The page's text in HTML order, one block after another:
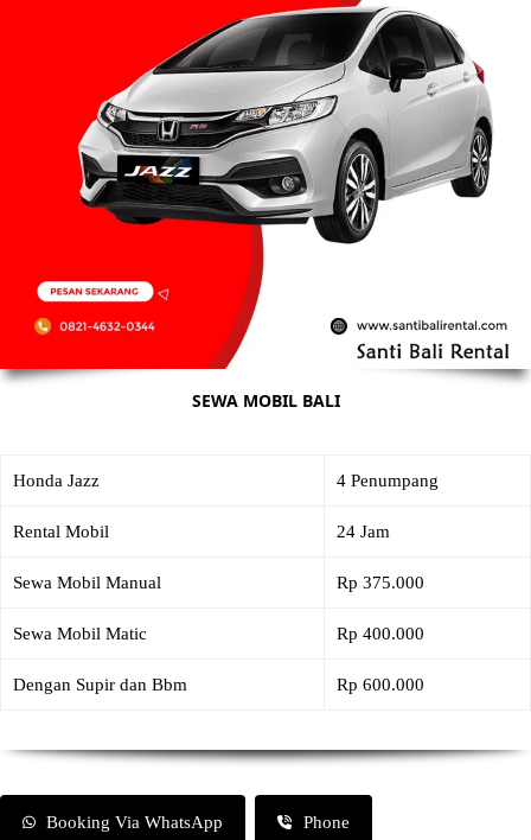
SEWA MOBIL BALI
Honda Jazz 4 Penumpang
Rental Mobil 24 Jam
Sewa Mobil Manual Rp 375.000
Sewa Mobil Matic Rp 400.000
Dengan Supir dan Bbm Rp 600.000
Booking Via WhatsApp Phone